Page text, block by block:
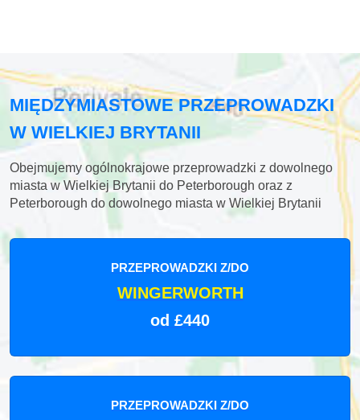
MIĘDZYMIASTOWE PRZEPROWADZKI
W WIELKIEJ BRYTANII
Obejmujemy ogólnokrajowe przeprowadzki z dowolnego
miasta w Wielkiej Brytanii do Peterborough oraz z
Peterborough do dowolnego miasta w Wielkiej Brytanii
PRZEPROWADZKI Z/DO
WINGERWORTH
od £440
PRZEPROWADZKI Z/DO